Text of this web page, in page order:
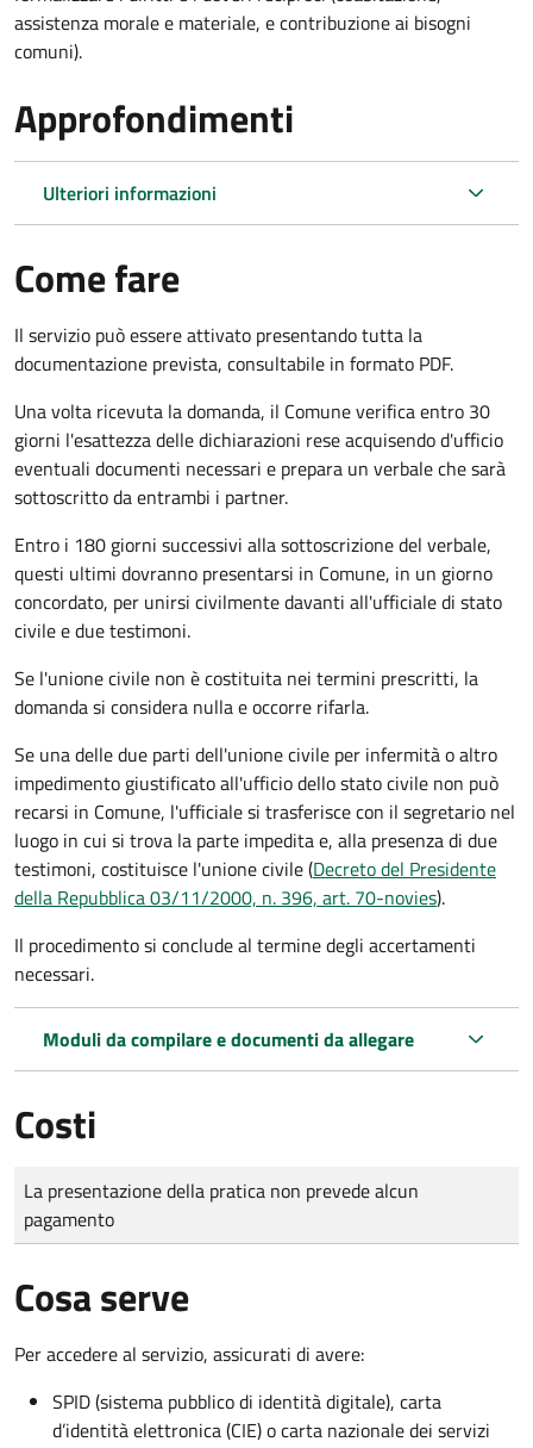
assistenza morale e materiale, e contribuzione ai bisogni
comuni).
Approfondimenti
Ulteriori informazioni
Come fare
Il servizio può essere attivato presentando tutta la
documentazione prevista, consultabile in formato PDF.
Una volta ricevuta la domanda, il Comune verifica entro 30
giorni l'esattezza delle dichiarazioni rese acquisendo d'ufficio
eventuali documenti necessari e prepara un verbale che sarà
sottoscritto da entrambi i partner.
Entro i 180 giorni successivi alla sottoscrizione del verbale,
questi ultimi dovranno presentarsi in Comune, in un giorno
concordato, per unirsi civilmentedavanti all'ufficiale di stato
civilee due testimoni.
Se l'unione civile non è costituita nei termini prescritti, la
domanda si considera nulla e occorre rifarla.
Se una delle due parti dell'unione civile per infermità o altro
impedimento giustificato all'ufficio dello stato civile non può
recarsi in Comune, l'ufficiale si trasferisce con il segretario nel
luogo in cui si trova la parte impedita e, alla presenza di due
testimoni, costituisce l'unione civile (Decreto del Presidente
della Repubblica 03/11/2000, n. 396, art. 70-novies).
Il procedimento si conclude al termine degli accertamenti
necessari.
Moduli da compilare e documenti da allegare
Costi
Tipo di pagamento
Importo
La presentazione della pratica non prevede alcun
pagamento
Cosa serve
Per accedere al servizio, assicurati di avere:
SPID (sistema pubblico di identità digitale), carta
d’identità elettronica (CIE) o carta nazionale dei servizi